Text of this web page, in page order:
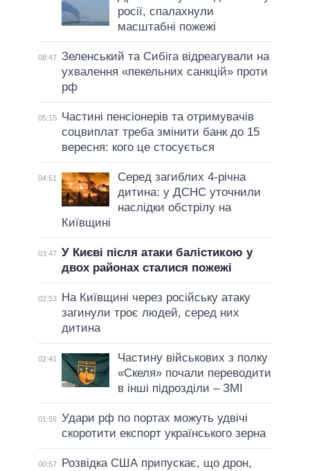
росії, спалахнули
масштабні пожежі
08:47 Зеленський та Сибіга відреагували на
ухвалення «пекельних санкцій» проти
рф
05:15
Частині пенсіонерів та отримувачів
соцвиплат треба змінити банк до 15
вересня: кого це стосується
04:51
Серед загиблих 4-річна
дитина: у ДСНС уточнили
наслідки обстрілу на
Київщині
03:47 У Києві після атаки балістикою у
двох районах сталися пожежі
02:53
На Київщині через російську атаку
загинули троє людей, серед них
дитина
02:41
Частину військових з полку
«Скеля» почали переводити
в інші підрозділи – ЗМІ
01:59 Удари рф по портах можуть удвічі
скоротити експорт українського зерна
00:57
Розвідка США припускає, що дрон,